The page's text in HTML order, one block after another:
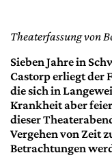
Theaterfassung von
Sieben Jahre in
Castorp erliegt der
die sich in
Krankheit aber
dieser
Vergehen von Zeit
Betrachtungen